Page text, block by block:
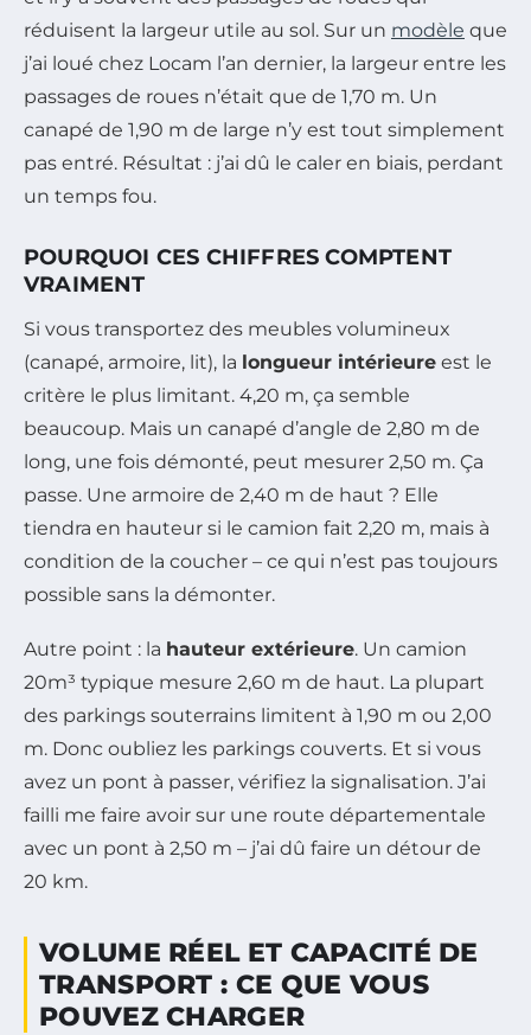
réduisent la largeur utile au sol. Sur un modèle que
j’ai loué chez Locam l’an dernier, la largeur entre les
passages de roues n’était que de 1,70 m. Un
canapé de 1,90 m de large n’y est tout simplement
pas entré. Résultat : j’ai dû le caler en biais, perdant
un temps fou.
POURQUOI CES CHIFFRES COMPTENT
VRAIMENT
Si vous transportez des meubles volumineux
(canapé, armoire, lit), la longueur intérieure est le
critère le plus limitant. 4,20 m, ça semble
beaucoup. Mais un canapé d’angle de 2,80 m de
long, une fois démonté, peut mesurer 2,50 m. Ça
passe. Une armoire de 2,40 m de haut ? Elle
tiendra en hauteur si le camion fait 2,20 m, mais à
condition de la coucher – ce qui n’est pas toujours
possible sans la démonter.
Autre point : la hauteur extérieure. Un camion
20m³ typique mesure 2,60 m de haut. La plupart
des parkings souterrains limitent à 1,90 m ou 2,00
m. Donc oubliez les parkings couverts. Et si vous
avez un pont à passer, vérifiez la signalisation. J’ai
failli me faire avoir sur une route départementale
avec un pont à 2,50 m – j’ai dû faire un détour de
20 km.
VOLUME RÉEL ET CAPACITÉ DE
TRANSPORT : CE QUE VOUS
POUVEZ CHARGER